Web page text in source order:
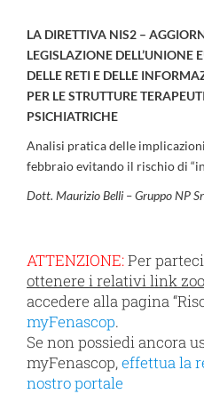
LA DIRETTIVA NIS2 –
LEGISLAZIONE DELL’UNIONE
DELLE RETI E DELLE
PER LE STRUTTURE
PSICHIATRICHE
Analisi pratica delle
febbraio evitando il rischio di
Dott. Maurizio Belli – Gruppo NP
ATTENZIONE:Per
ottenere i relativi link
accedere alla pagina
myFenascop.
Se non possiedi ancora
myFenascop,effettua la
nostro portale